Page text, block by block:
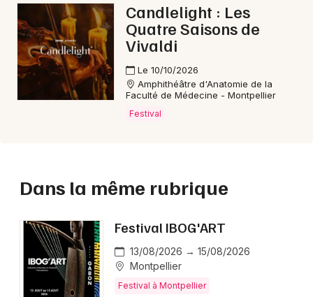
Candlelight : Les
Quatre Saisons de
Vivaldi
Le 10/10/2026
Amphithéâtre d'Anatomie de la
Faculté de Médecine - Montpellier
Festival
Dans la même rubrique
Festival IBOG'ART
13/08/2026 → 15/08/2026
Montpellier
Festival à Montpellier